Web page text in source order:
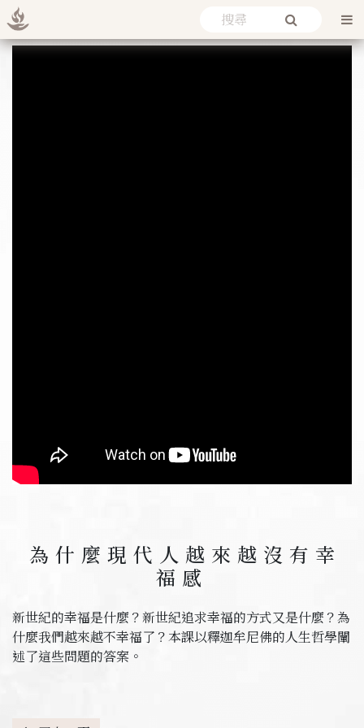
為什麼現代人越來越沒有幸
福感
新世紀的幸福是什麼？新世紀追求幸福的方式又是什麼？為
什麼我們越來越不幸福了？本課以釋迦牟尼佛的人生哲學闡
述了這些問題的答案。